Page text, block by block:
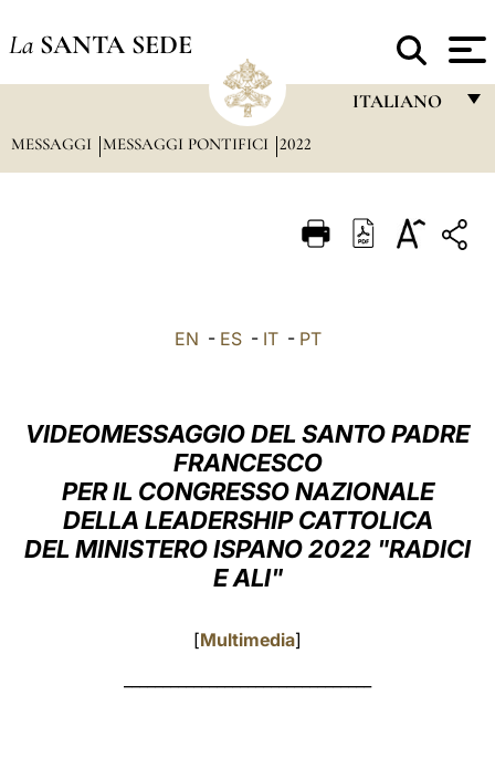
La SANTA SEDE
ITALIANO
ITALIANO
العربيّة
中文
LATINE
MESSAGGI MESSAGGI PONTIFICI 2022
EN - ES- IT- PT
VIDEOMESSAGGIO DEL SANTO PADRE
FRANCESCO
PER IL CONGRESSO NAZIONALE
DELLA LEADERSHIP CATTOLICA
DEL MINISTERO ISPANO 2022 "RADICI
E ALI"
[Multimedia]